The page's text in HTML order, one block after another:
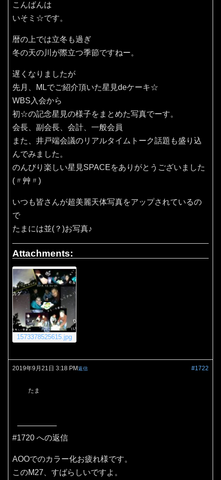
こんばんは
いそミ☆です。
暦の上では立冬も過ぎ
冬の天の川が際立つ季節ですねー。
遅くなりましたが
先月、MLでご紹介頂いた星見deケーキ☆
WBS入会から
初☆の記念星見の様子をまとめた写真でーす。
会長、副会長、会計、一般会員
また、井戸端会議のリアルタイムトーク話題も盛り込
んでみました。
のんびり楽しい星見SPACEをありがとうございました
(〃艸〃)
いつも皆さんが超美麗天体写真をアップされているの
で
たまには並(？)お写真♪
Attachments:
1573378525615.jpg
2019年9月21日 3:18 PM #1722
返信
たま
#1720 への返信
AOOでのカラー化お疲れ様です。
このM27、すばらしいですよ。